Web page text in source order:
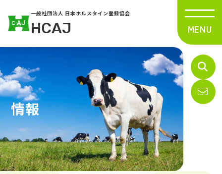
一般社団法人 日本ホルスタイン登録協会
HCAJ
情報